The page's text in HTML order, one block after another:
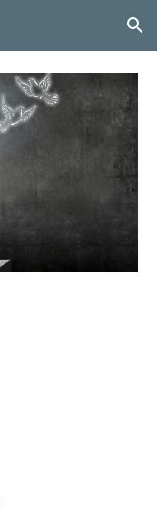
Skip to navigation